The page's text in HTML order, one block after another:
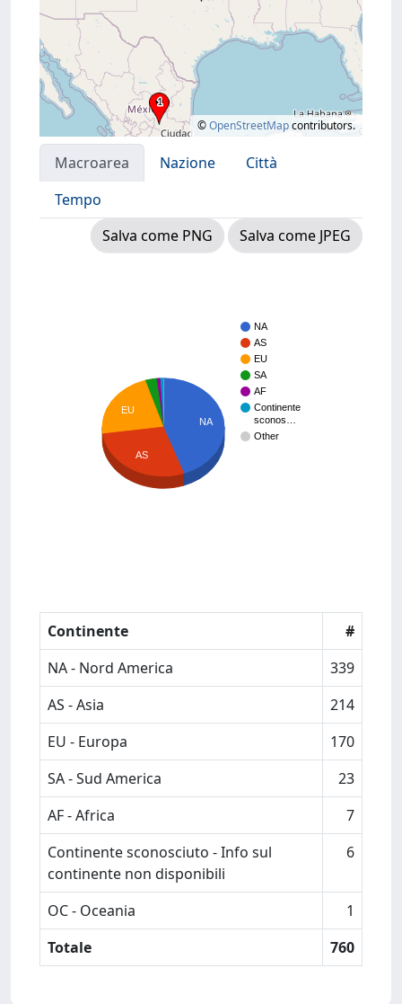
©OpenStreetMapcontributors.
Macroarea Nazione
Città
Tempo
Salva come PNG
Salva come JPEG
NA
AS
EU
SA
AF
Continente
sconos…
Other
NA
EU
AS
Continente
#
NA - Nord America
339
AS - Asia
214
EU - Europa
170
SA - Sud America
23
AF - Africa
7
Continente sconosciuto - Info sul
continente non disponibili
6
OC - Oceania
1
Totale
760